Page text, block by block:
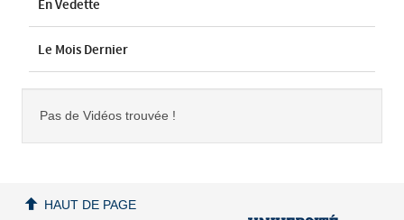
En Vedette
Le Mois Dernier
Pas de Vidéos trouvée !
HAUT DE PAGE